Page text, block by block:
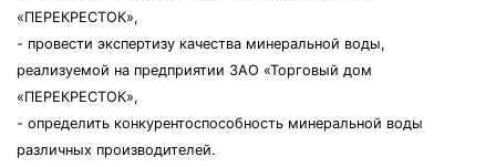
«ПЕРЕКРЕСТОК»,
- провести экспертизу качества минеральной воды,
реализуемой на предприятии ЗАО «Торговый дом
«ПЕРЕКРЕСТОК»,
- определить конкурентоспособность минеральной воды
различных производителей.